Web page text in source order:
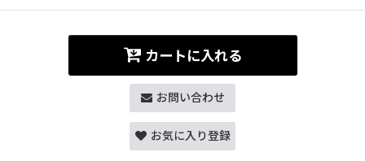
カートに入れる
お問い合わせ
お気に入り登録